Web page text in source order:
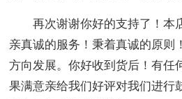
再次谢谢你好的支持了！本
亲真诚的服务！秉着真诚的原则
方向发展。你好收到货后！有任
果满意亲给我们好评对我们进行